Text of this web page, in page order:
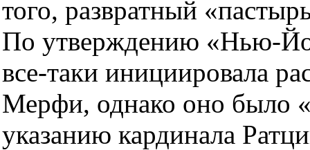
того, развратный
По утверждению «Нью-
все-таки инициировала
Мерфи, однако оно было
указанию кардинала